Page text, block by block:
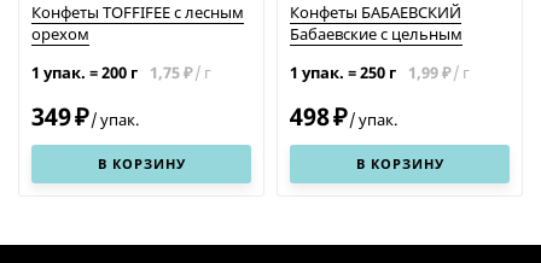
Конфеты TOFFIFEE с лесным
орехом
1 упак. =200 г 1,75 ₽/ г
В КОРЗИНУ
349₽/упак.
Конфеты БАБАЕВСКИЙ
Бабаевские с цельным
1 упак. =250 г 1,99 ₽/ г
В КОРЗИНУ
498₽/упак.